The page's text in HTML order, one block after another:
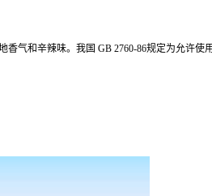
气和辛辣味。我国 GB 2760-86规定为允许使